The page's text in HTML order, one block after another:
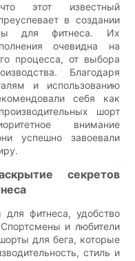
этот известный
в создании
для фитнеса. Их
очевидна на
процесса, от выбора
Благодаря
и использованию
себя как
шорт
внимание
успешно завоевали
секретов
фитнеса, удобство
и любители
для бега, которые
стиль и